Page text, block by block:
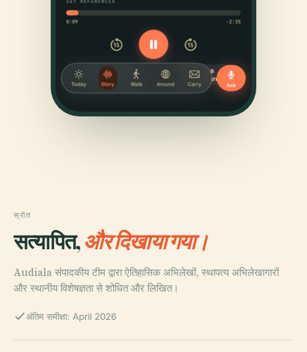
स्रोत
सत्यापित,और दिखाया गया।
Audiala संपादकीय टीम द्वारा ऐतिहासिक अभिलेखों, स्थापत्य अभिलेखागारों
और स्थानीय विशेषज्ञता से शोधित और लिखित।
अंतिम समीक्षा: April 2026